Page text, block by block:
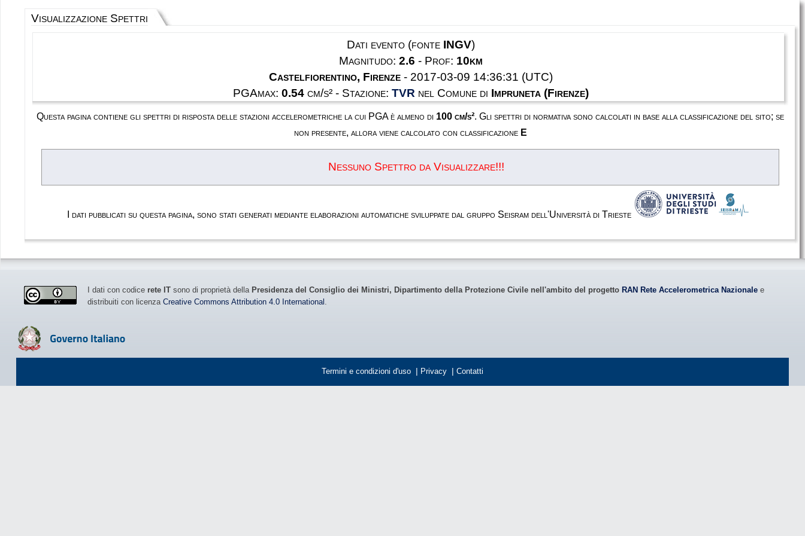
Visualizzazione Spettri
Dati evento (fonte INGV)
Magnitudo: 2.6 - Prof: 10km
Castelfiorentino, Firenze- 2017-03-09 14:36:31 (UTC)
PGAmax: 0.54cm/s² - Stazione: TVR nel Comune di Impruneta (Firenze)
Questa pagina contiene gli spettri di risposta delle stazioni accelerometriche la cui PGA è almeno di 100 cm/s². Gli spettri di normativa sono calcolati in base alla classificazione del sito; se
non presente, allora viene calcolato con classificazione E
Nessuno Spettro da Visualizzare!!!
I dati pubblicati su questa pagina, sono stati generati mediante elaborazioni automatiche sviluppate dal gruppo Seisram dell'Università di Trieste
I dati con codice rete IT sono di proprietà della Presidenza del Consiglio dei Ministri, Dipartimento della Protezione Civile nell'ambito del progetto RAN Rete Accelerometrica Nazionale e
distribuiti con licenza Creative Commons Attribution 4.0 International
Termini e condizioni d'uso | Privacy | Contatti